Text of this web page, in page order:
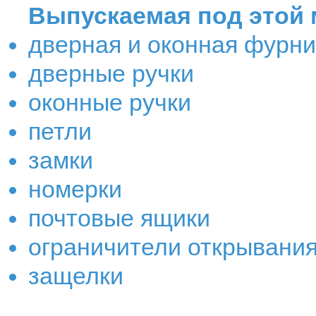
Выпускаемая под этой
дверная и оконная
дверные ручки
оконные ручки
петли
замки
номерки
почтовые ящики
ограничители
защелки